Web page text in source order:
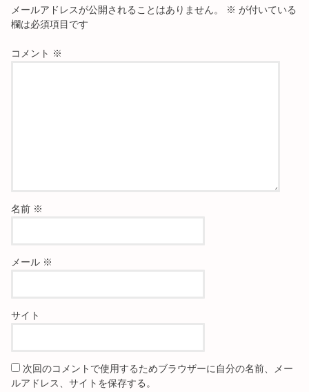
メールアドレスが公開されることはありません。 ※ が付いている
欄は必須項目です
コメント ※
名前 ※
メール ※
サイト
次回のコメントで使用するためブラウザーに自分の名前、メー
ルアドレス、サイトを保存する。